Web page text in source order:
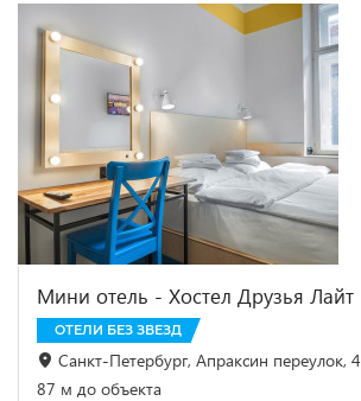
Мини отель - Хостел Друзья Лайт
ОТЕЛИ БЕЗ ЗВЕЗД
Санкт-Петербург, Апраксин переулок, 4
87 м до объекта